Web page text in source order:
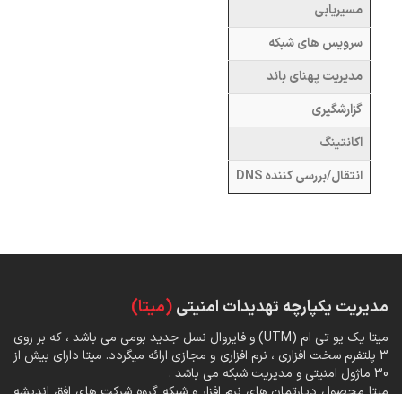
مسیریابی
سرویس های شبکه
مدیریت پهنای باند
گزارشگیری
اکانتینگ
انتقال/بررسی کننده DNS
مدیریت یکپارچه تهدیدات امنیتی(میتا)
میتا یک یو تی ام (UTM) و فایروال نسل جدید بومی می باشد ، که بر روی
3 پلتفرم سخت افزاری ، نرم افزاری و مجازی ارائه میگردد. میتا دارای بیش از
30 ماژول امنیتی و مدیریت شبکه می باشد .